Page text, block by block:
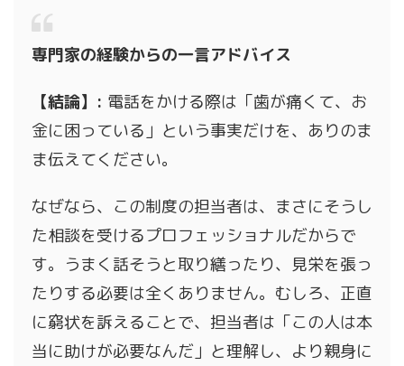
専門家の経験からの一言アドバイス
【結論】: 電話をかける際は「歯が痛くて、お
金に困っている」という事実だけを、ありのま
ま伝えてください。
なぜなら、この制度の担当者は、まさにそうし
た相談を受けるプロフェッショナルだからで
す。うまく話そうと取り繕ったり、見栄を張っ
たりする必要は全くありません。むしろ、正直
に窮状を訴えることで、担当者は「この人は本
当に助けが必要なんだ」と理解し、より親身に